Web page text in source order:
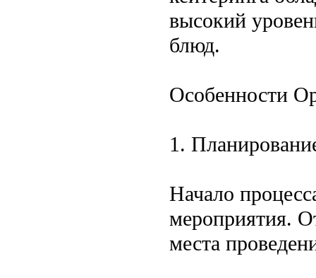
высокий
блюд.
Особенности
1.
Начало
мероприятия.
места